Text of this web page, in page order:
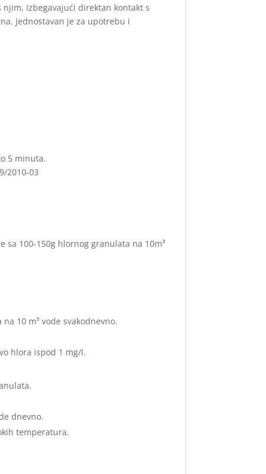
izbegavajući direktan kontakt s
Jednostavan je za upotrebu i
5 minuta.
2010-03
sa 100-150g hlornog granulata na 10m³
10 m³ vode svakodnevno.
hlora ispod 1 mg/l.
dnevno.
temperatura.